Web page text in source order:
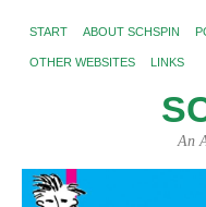
START ABOUT SCHSPIN
OTHER WEBSITES LINKS
An